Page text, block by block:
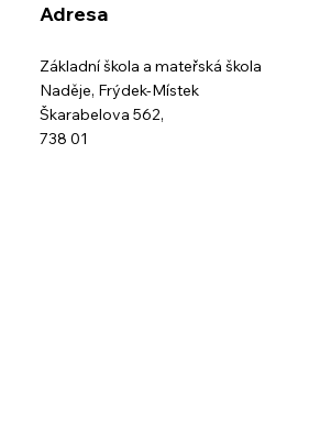
Adresa
Základní škola a mateřská škola
Naděje, Frýdek-Místek
Škarabelova 562,
738 01